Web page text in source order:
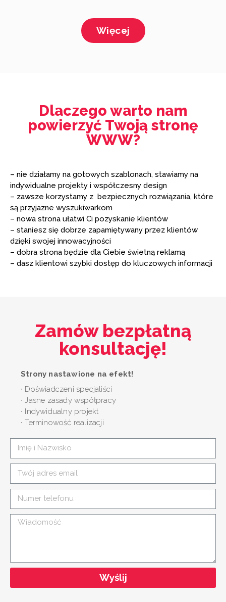
Więcej
Dlaczego warto nam
powierzyć Twoją stronę
WWW?
– nie działamy na gotowych szablonach, stawiamy na
indywidualne projekty i współczesny design
– zawsze korzystamy z bezpiecznych rozwiązania, które
są przyjazne wyszukiwarkom
– nowa strona ułatwi Ci pozyskanie klientów
– staniesz się dobrze zapamiętywany przez klientów
dzięki swojej innowacyjności
– dobra strona będzie dla Ciebie świetną reklamą
– dasz klientowi szybki dostęp do kluczowych informacji
Zamów bezpłatną
konsultację!
Strony nastawione na efekt!
∙ Doświadczeni specjaliści
∙ Jasne zasady współpracy
∙ Indywidualny projekt
∙ Terminowość realizacji
Wyślij